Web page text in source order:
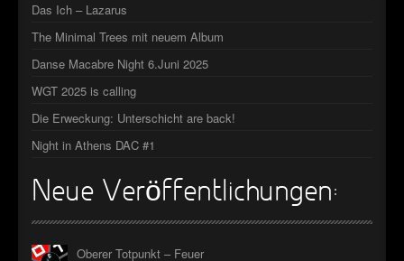
Das Ich – Lazarus
The Minimal Trees mit neuem Album
Danse Macabre Night 6.Juni 2025
WGT 2025 is calling
Die Erweckung: Unterschicht are back!
Night in Athens DAC #1
Neue Veröffentlichungen:
Oberer Totpunkt – Feuer